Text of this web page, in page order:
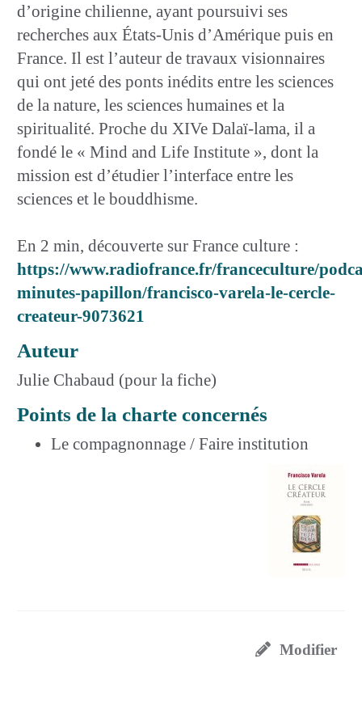
d’origine chilienne, ayant poursuivi ses
recherches aux États-Unis d’Amérique puis en
France. Il est l’auteur de travaux visionnaires
qui ont jeté des ponts inédits entre les sciences
de la nature, les sciences humaines et la
spiritualité. Proche du XIVe Dalaï-lama, il a
fondé le « Mind and Life Institute », dont la
mission est d’étudier l’interface entre les
sciences et le bouddhisme.
En 2 min, découverte sur France culture :
https://www.radiofrance.fr/franceculture/
minutes-papillon/francisco-varela-le-cercle-
createur-9073621
Auteur
Julie Chabaud (pour la fiche)
Points de la charte concernés
Le compagnonnage / Faire institution
Modifier